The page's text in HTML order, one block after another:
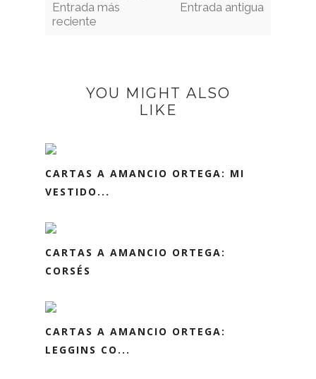
Entrada más
reciente
Entrada antigua
YOU MIGHT ALSO
LIKE
CARTAS A AMANCIO ORTEGA: MI
VESTIDO...
CARTAS A AMANCIO ORTEGA:
CORSÉS
CARTAS A AMANCIO ORTEGA:
LEGGINS CO...